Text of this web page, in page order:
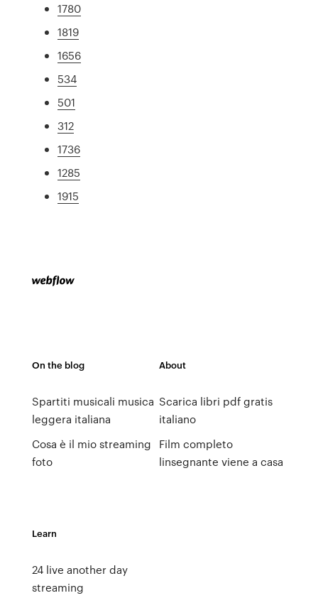
1780
1819
1656
534
501
312
1736
1285
1915
On the blog
Spartiti musicali musica
leggera italiana
Cosa è il mio streaming
foto
About
Scarica libri pdf gratis
italiano
Film completo
linsegnante viene a casa
Learn
24 live another day
streaming